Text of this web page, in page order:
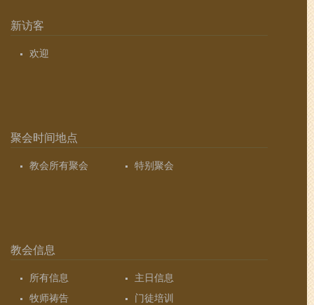
新访客
欢迎
聚会时间地点
教会所有聚会 特别聚会
教会信息
所有信息
主日信息
牧师祷告
门徒培训